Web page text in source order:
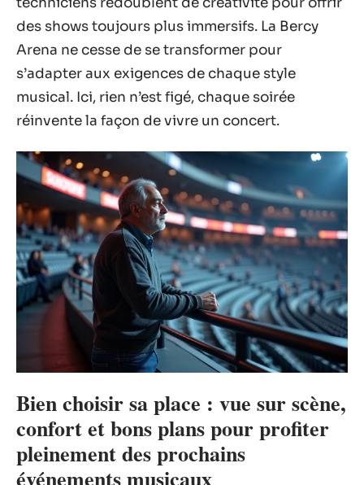
des shows toujours plus immersifs. La Bercy
Arena ne cesse de se transformer pour
s’adapter aux exigences de chaque style
musical. Ici, rien n’est figé, chaque soirée
réinvente la façon de vivre un concert.
Bien choisir sa place : vue sur scène,
confort et bons plans pour profiter
pleinement des prochains
événements musicaux